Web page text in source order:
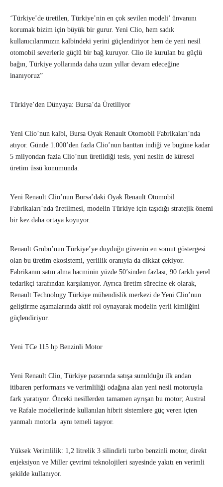
‘Türkiye’de üretilen, Türkiye’nin en çok sevilen modeli’ ünvanını
korumak bizim için büyük bir gurur. Yeni Clio, hem sadık
kullanıcılarımızın kalbindeki yerini güçlendiriyor hem de yeni nesil
otomobil severlerle güçlü bir bağ kuruyor. Clio ile kurulan bu güçlü
bağın, Türkiye yollarında daha uzun yıllar devam edeceğine
inanıyoruz”
Türkiye’den Dünyaya: Bursa’da Üretiliyor
Yeni Clio’nun kalbi, Bursa Oyak Renault Otomobil Fabrikaları’nda
atıyor. Günde 1.000’den fazla Clio’nun banttan indiği ve bugüne kadar
5 milyondan fazla Clio’nun üretildiği tesis, yeni neslin de küresel
üretim üssü konumunda.
Yeni Renault Clio’nun Bursa’daki Oyak Renault Otomobil
Fabrikaları’nda üretilmesi, modelin Türkiye için taşıdığı stratejik önemi
bir kez daha ortaya koyuyor.
Renault Grubu’nun Türkiye’ye duyduğu güvenin en somut göstergesi
olan bu üretim ekosistemi, yerlilik oranıyla da dikkat çekiyor.
Fabrikanın satın alma hacminin yüzde 50’sinden fazlası, 90 farklı yerel
tedarikçi tarafından karşılanıyor. Ayrıca üretim sürecine ek olarak,
Renault Technology Türkiye mühendislik merkezi de Yeni Clio’nun
geliştirme aşamalarında aktif rol oynayarak modelin yerli kimliğini
güçlendiriyor.
Yeni TCe 115 hp Benzinli Motor
Yeni Renault Clio, Türkiye pazarında satışa sunulduğu ilk andan
itibaren performans ve verimliliği odağına alan yeni nesil motoruyla
fark yaratıyor. Önceki nesillerden tamamen ayrışan bu motor; Austral
ve Rafale modellerinde kullanılan hibrit sistemlere güç veren içten
yanmalı motorla aynı temeli taşıyor.
Yüksek Verimlilik: 1,2 litrelik 3 silindirli turbo benzinli motor, direkt
enjeksiyon ve Miller çevrimi teknolojileri sayesinde yakıtı en verimli
şekilde kullanıyor.